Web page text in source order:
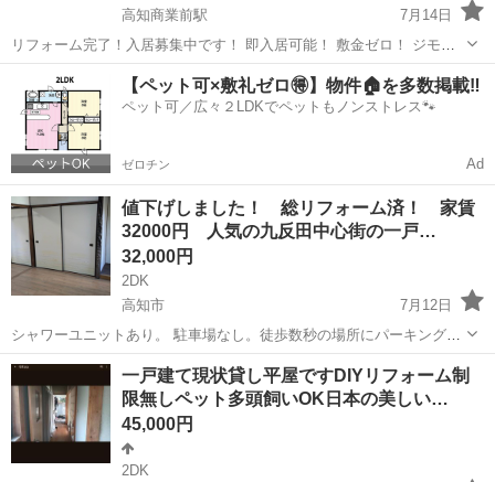
高知商業前駅
7月14日
リフォーム完了！入居募集中です！ 即入居可能！ 敷金ゼロ！ ジモテ
ィーから入居申込みの場合は仲介手数料無料！ 初期費用を抑えて入居
できます！ ★★★ 賃料 ★★★ 家賃 3.8万円 （保証会社費用別）
...
高知商業前駅 一戸建て 平屋
【ペット可×敷礼ゼロ🉐】物件🏠を多数掲載‼️
ペット可／広々２LDKでペットもノンストレス🐾
ゼロチン Ad
値下げしました！ 総リフォーム済！ 家賃
32000円 人気の九反田中心街の一戸…
32,000円
2DK
高知市
7月12日
シャワーユニットあり。 駐車場なし。徒歩数秒の場所にパーキングあ
り。
高知 高知市 一戸建て
一戸建て現状貸し平屋ですDIYリフォーム制
限無しペット多頭飼いOK日本の美しい…
45,000円
2DK